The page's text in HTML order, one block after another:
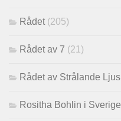
Rådet (205)
Rådet av 7 (21)
Rådet av Strålande Ljus
Rositha Bohlin i Sverige